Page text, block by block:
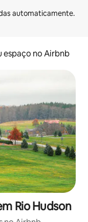
espaço no Airbnb
Rio Hudson